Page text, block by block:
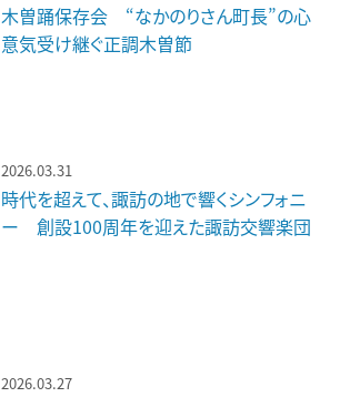
木曽踊保存会 “なかのりさん町長”の心
意気受け継ぐ正調木曽節
2026.03.31
時代を超えて、諏訪の地で響くシンフォニ
ー 創設100周年を迎えた諏訪交響楽団
2026.03.27